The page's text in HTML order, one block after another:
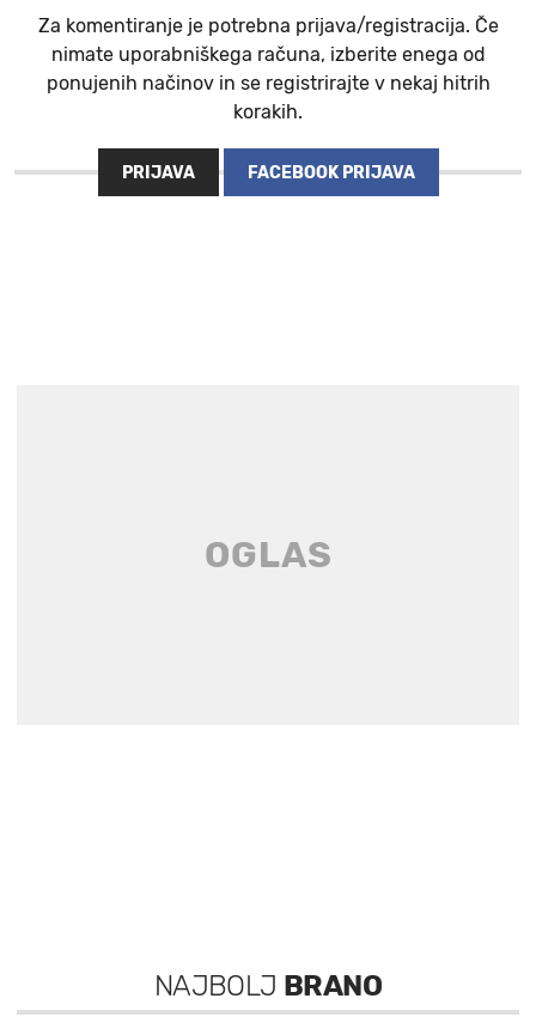
Za komentiranje je potrebna prijava/registracija. Če
nimate uporabniškega računa, izberite enega od
ponujenih načinov in se registrirajte v nekaj hitrih
korakih.
PRIJAVA FACEBOOK PRIJAVA
NAJBOLJ BRANO